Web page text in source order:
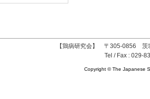
【鶏病研究会】 〒305-0856 茨
Tel / Fax : 029-
Copyright © The Japanese